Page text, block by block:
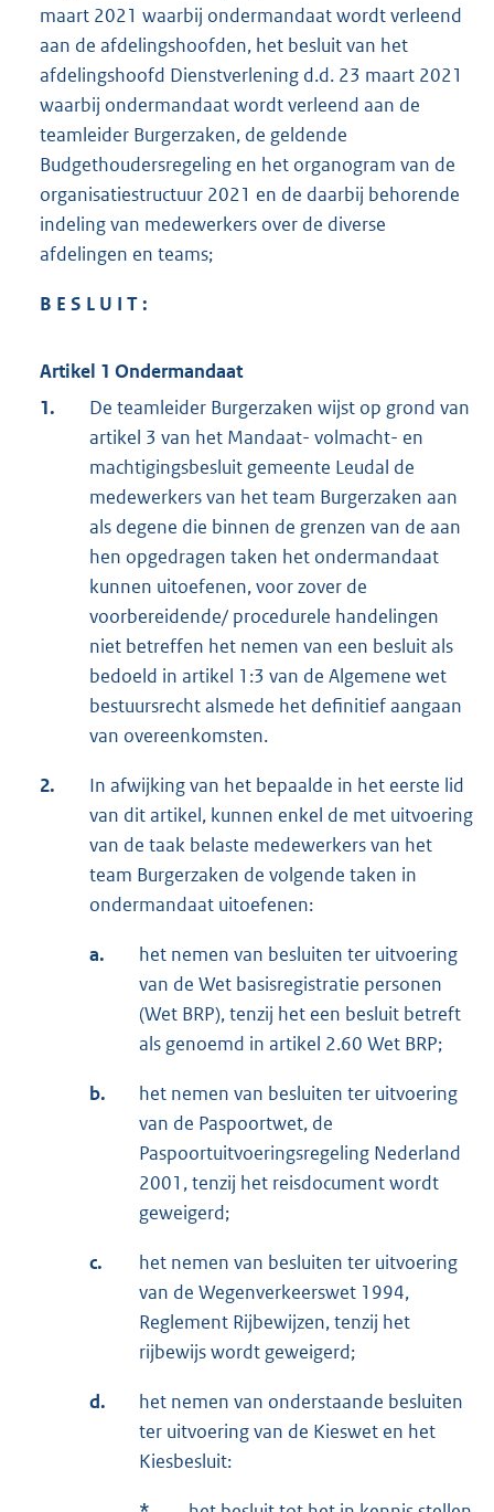
maart 2021 waarbij ondermandaat wordt verleend
aan de afdelingshoofden, het besluit van het
afdelingshoofd Dienstverlening d.d. 23 maart 2021
waarbij ondermandaat wordt verleend aan de
teamleider Burgerzaken, de geldende
Budgethoudersregeling en het organogram van de
organisatiestructuur 2021 en de daarbij behorende
indeling van medewerkers over de diverse
afdelingen en teams;
B E S L U I T :
Artikel 1 Ondermandaat
1.
De teamleider Burgerzaken wijst op grond van
artikel 3 van het Mandaat- volmacht- en
machtigingsbesluit gemeente Leudal de
medewerkers van het team Burgerzaken aan
als degene die binnen de grenzen van de aan
hen opgedragen taken het ondermandaat
kunnen uitoefenen, voor zover de
voorbereidende/ procedurele handelingen
niet betreffen het nemen van een besluit als
bedoeld in artikel 1:3 van de Algemene wet
bestuursrecht alsmede het definitief aangaan
van overeenkomsten.
2.
In afwijking van het bepaalde in het eerste lid
van dit artikel, kunnen enkel de met uitvoering
van de taak belaste medewerkers van het
team Burgerzaken de volgende taken in
ondermandaat uitoefenen:
a.
het nemen van besluiten ter uitvoering
van de Wet basisregistratie personen
(Wet BRP), tenzij het een besluit betreft
als genoemd in artikel 2.60 Wet BRP;
b.
het nemen van besluiten ter uitvoering
van de Paspoortwet, de
Paspoortuitvoeringsregeling Nederland
2001, tenzij het reisdocument wordt
geweigerd;
c.
het nemen van besluiten ter uitvoering
van de Wegenverkeerswet 1994,
Reglement Rijbewijzen, tenzij het
rijbewijs wordt geweigerd;
d.
het nemen van onderstaande besluiten
ter uitvoering van de Kieswet en het
Kiesbesluit: